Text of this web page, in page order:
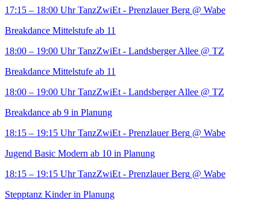
17:15 – 18:00 Uhr TanzZwiEt - Prenzlauer Berg @ Wabe
Breakdance Mittelstufe ab 11
18:00 – 19:00 Uhr TanzZwiEt - Landsberger Allee @ TZ
Breakdance Mittelstufe ab 11
18:00 – 19:00 Uhr TanzZwiEt - Landsberger Allee @ TZ
Breakdance ab 9 in Planung
18:15 – 19:15 Uhr TanzZwiEt - Prenzlauer Berg @ Wabe
Jugend Basic Modern ab 10 in Planung
18:15 – 19:15 Uhr TanzZwiEt - Prenzlauer Berg @ Wabe
Stepptanz Kinder in Planung